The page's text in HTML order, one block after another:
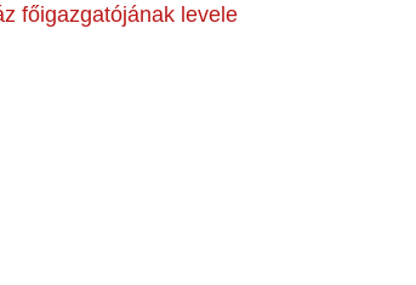
főigazgatójának levele